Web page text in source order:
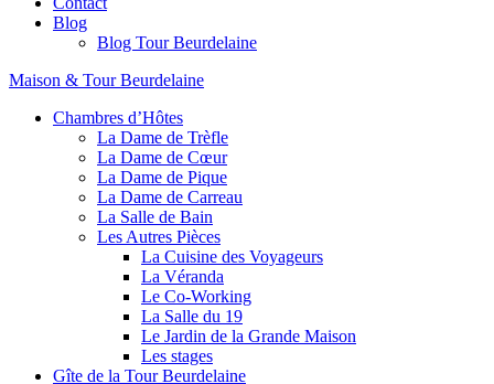
Blog
Blog Tour Beurdelaine
Maison & Tour Beurdelaine
Chambres d’Hôtes
La Dame de Trèfle
La Dame de Cœur
La Dame de Pique
La Dame de Carreau
La Salle de Bain
Les Autres Pièces
La Cuisine des Voyageurs
La Véranda
Le Co-Working
La Salle du 19
Le Jardin de la Grande Maison
Les stages
Gîte de la Tour Beurdelaine